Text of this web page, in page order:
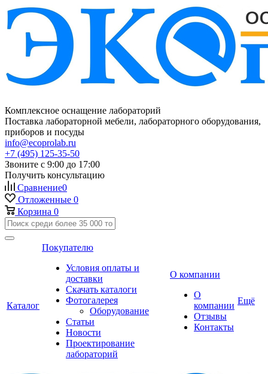
Комплексное оснащение лабораторий
Поставка лабораторной мебели, лабораторного оборудования,
приборов и посуды
info@ecoprolab.ru
+7 (495) 125-35-50
Звоните с 9:00 до 17:00
Получить консультацию
Сравнение0
Отложенные 0
Корзина 0
Каталог
Покупателю
Условия оплаты и
доставки
Скачать каталоги
Фотогалерея
Оборудование
Статьи
Новости
Проектирование
лабораторий
О компании
О
компании
Отзывы
Контакты
Ещё